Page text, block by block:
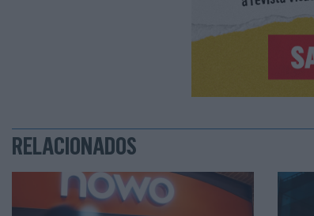
RELACIONADOS